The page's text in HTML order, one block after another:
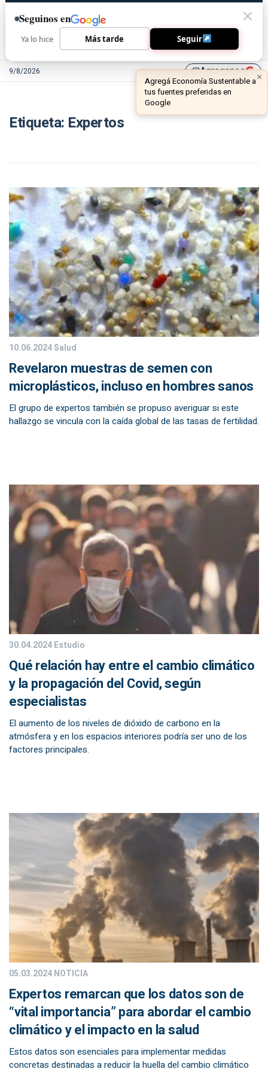
9/8/2026 library_addAgreganos ×
Agregá Economía Sustentable a
tus fuentes preferidas en
Google
Etiqueta: Expertos
10.06.2024Salud
Revelaron muestras de semen con
microplásticos, incluso en hombres sanos
El grupo de expertos también se propuso averiguar si este
hallazgo se vincula con la caída global de las tasas de fertilidad.
30.04.2024Estudio
Qué relación hay entre el cambio climático
y la propagación del Covid, según
especialistas
El aumento de los niveles de dióxido de carbono en la
atmósfera y en los espacios interiores podría ser uno de los
factores principales.
05.03.2024NOTICIA
Expertos remarcan que los datos son de
“vital importancia” para abordar el cambio
climático y el impacto en la salud
Estos datos son esenciales para implementar medidas
concretas destinadas a reducir la huella del cambio climático
Seguinos en
Ya lo hice Más tarde Seguir